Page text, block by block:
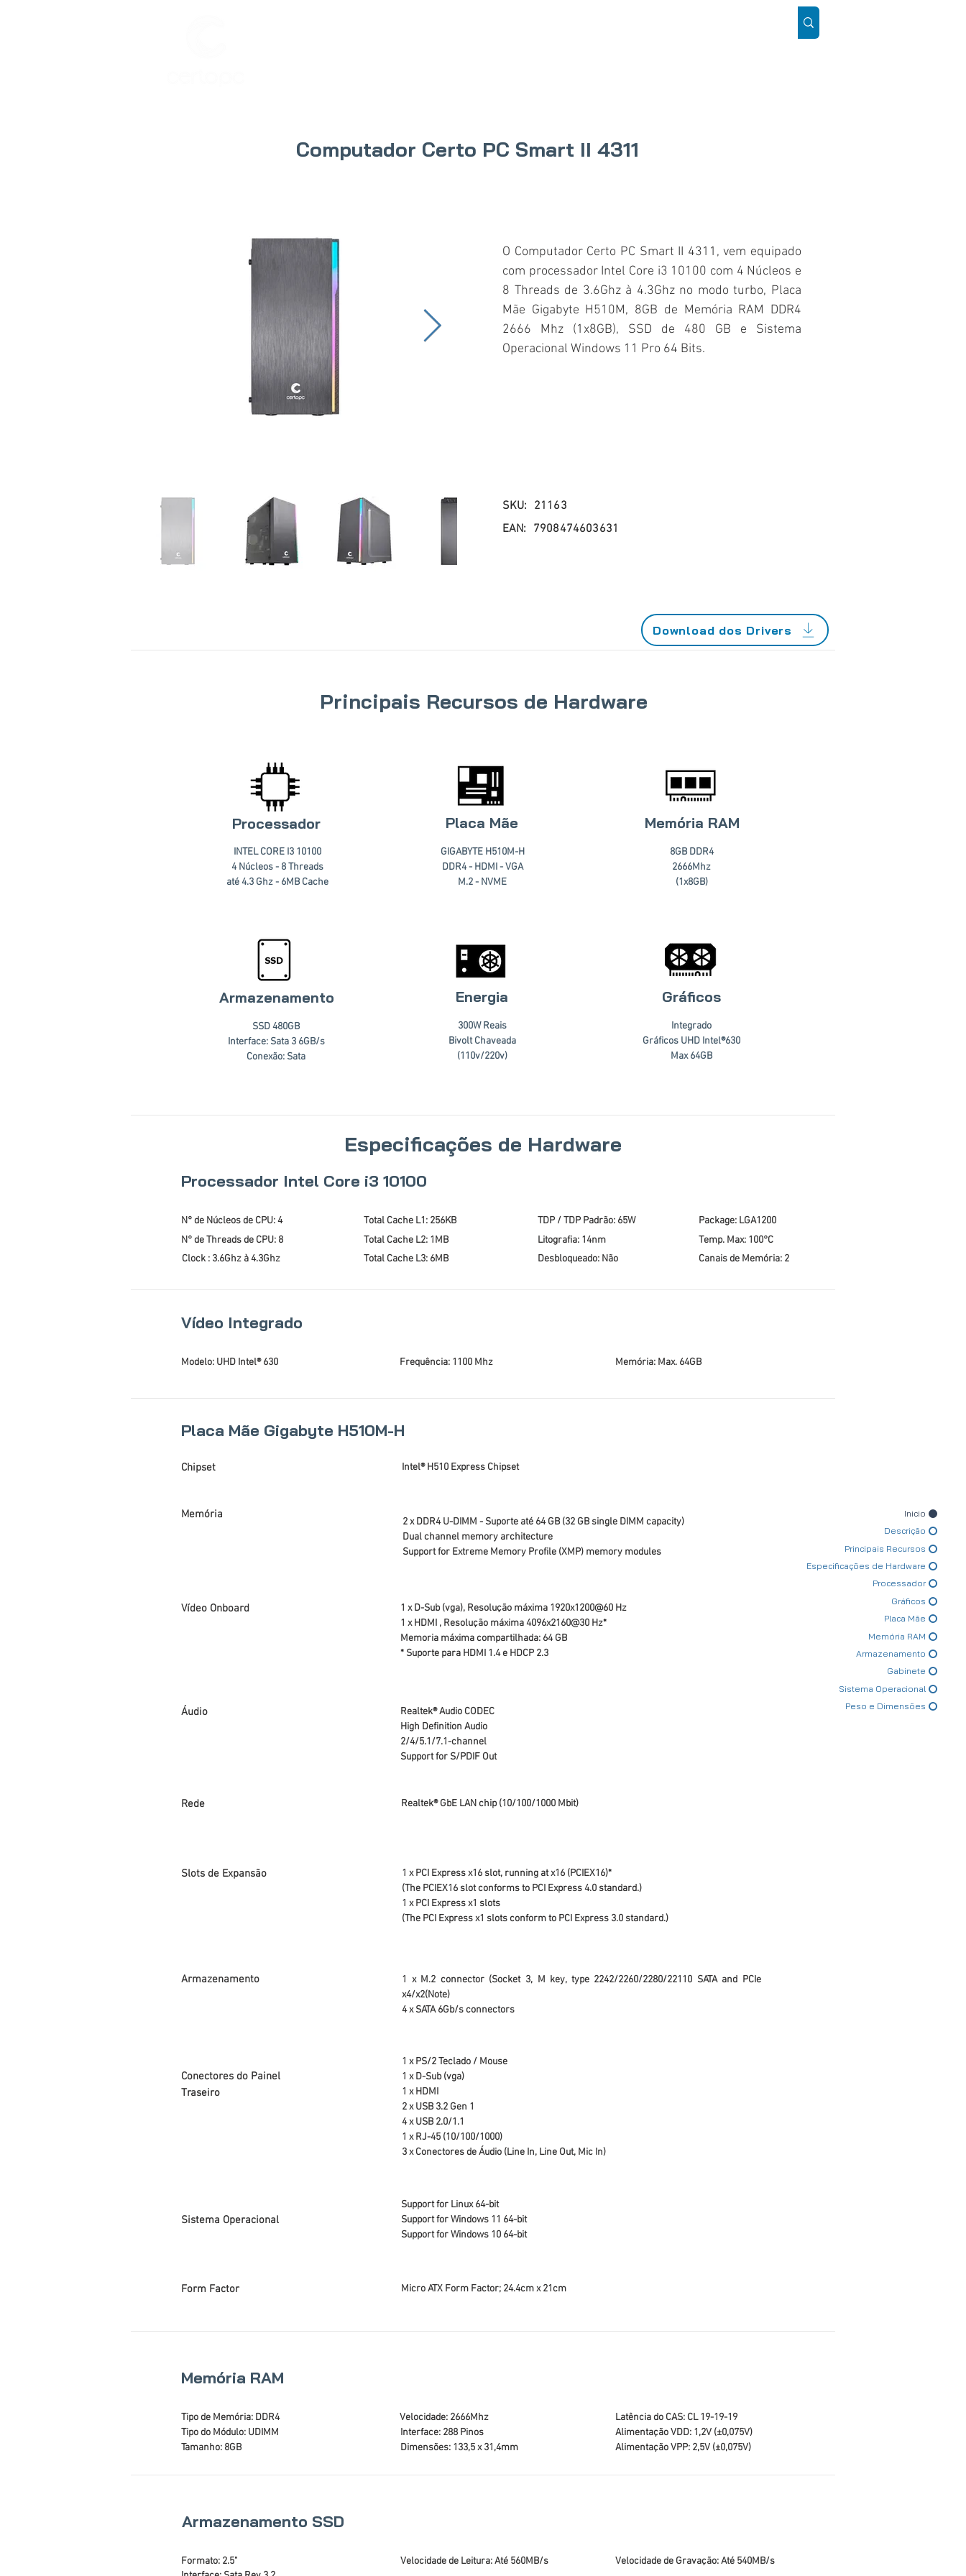
Inicio
Descrição
Principais Recursos
Especificações de Hardware
Processador
Gráficos
Placa Mãe
Memória RAM
Armazenamento
Gabinete
Sistema Operacional
Peso e Dimensões
Computador Certo PC Smart II 4311
O Computador Certo PC Smart II 4311, vem equipado
com processador Intel Core i3 10100 com 4 Núcleos e
8 Threads de 3.6Ghz à 4.3Ghz no modo turbo, Placa
Mãe Gigabyte H510M, 8GB de Memória RAM DDR4
2666 Mhz (1x8GB), SSD de 480 GB e Sistema
Operacional Windows 11 Pro 64 Bits.
SKU: 21163
EAN: 7908474603631
Download dos Drivers
Memória RAM
8GB DDR4
2666Mhz
(1x8GB)
Principais Recursos de Hardware
Processador
INTEL CORE I3 10100
4 Núcleos - 8 Threads
até 4.3 Ghz - 6MB Cache
Armazenamento
SSD 480GB
Interface: Sata 3 6GB/s
Conexão: Sata
Placa Mãe
GIGABYTE H510M-H
DDR4 - HDMI - VGA
M.2 - NVME
Energia
300W Reais
Bivolt Chaveada
(110v/220v)
Gráficos
Integrado
Gráficos UHD Intel®630
Max 64GB
Especificações de Hardware
Processador Intel Core i3 10100
N° de Núcleos de CPU: 4
N° de Threads de CPU: 8
Clock : 3.6Ghz à 4.3Ghz
Total Cache L1: 256KB TDP / TDP Padrão: 65W
Package: LGA1200
Total Cache L2: 1MB
Total Cache L3: 6MB
Litografia: 14nm
Temp. Max: 100°C
Desbloqueado: Não
Canais de Memória: 2
Vídeo Integrado
Modelo: UHD Intel® 630 Frequência: 1100 Mhz Memória: Max. 64GB
Placa Mãe Gigabyte H510M-H
Chipset
Memória
Vídeo Onboard
Áudio
Rede
Slots de Expansão
Armazenamento
Conectores do Painel
Traseiro
Sistema Operacional
Form Factor
Intel® H510 Express Chipset
2 x DDR4 U-DIMM - Suporte até 64 GB (32 GB single DIMM capacity)
Dual channel memory architecture
Support for Extreme Memory Profile (XMP) memory modules
1 x D-Sub (vga), Resolução máxima 1920x1200@60 Hz
1 x HDMI , Resolução máxima 4096x2160@30 Hz*
Memoria máxima compartilhada: 64 GB
* Suporte para HDMI 1.4 e HDCP 2.3
Realtek® Audio CODEC
High Definition Audio
2/4/5.1/7.1-channel
Support for S/PDIF Out
Realtek® GbE LAN chip (10/100/1000 Mbit)
1 x PCI Express x16 slot, running at x16 (PCIEX16)*
(The PCIEX16 slot conforms to PCI Express 4.0 standard.)
1 x PCI Express x1 slots
(The PCI Express x1 slots conform to PCI Express 3.0 standard.)
1 x M.2 connector (Socket 3, M key, type 2242/2260/2280/22110 SATA and PCIe
x4/x2(Note)
4 x SATA 6Gb/s connectors
1 x PS/2 Teclado / Mouse
1 x D-Sub (vga)
1 x HDMI
2 x USB 3.2 Gen 1
4 x USB 2.0/1.1
1 x RJ-45 (10/100/1000)
3 x Conectores de Áudio (Line In, Line Out, Mic In)
Support for Linux 64-bit
Support for Windows 11 64-bit
Support for Windows 10 64-bit
Micro ATX Form Factor; 24.4cm x 21cm
Memória RAM
Tipo de Memória: DDR4
Tipo do Módulo: UDIMM
Tamanho: 8GB
Velocidade: 2666Mhz
Interface: 288 Pinos
Dimensões: 133,5 x 31,4mm
Latência do CAS: CL 19-19-19
Alimentação VDD: 1,2V (±0,075V)
Alimentação VPP: 2,5V (±0,075V)
Armazenamento SSD
Formato: 2.5"
Velocidade de Leitura: Até 560MB/s Velocidade de Gravação: Até 540MB/s